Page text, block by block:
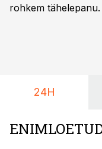
rohkem
24H